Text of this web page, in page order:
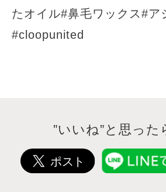
たオイル#鼻毛ワックス#
#cloopunited
”いいね”と思っ